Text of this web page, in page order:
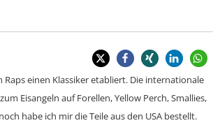
Raps einen Klassiker etabliert. Die internationale
Eisangeln auf Forellen, Yellow Perch, Smallies,
habe ich mir die Teile aus den USA bestellt.